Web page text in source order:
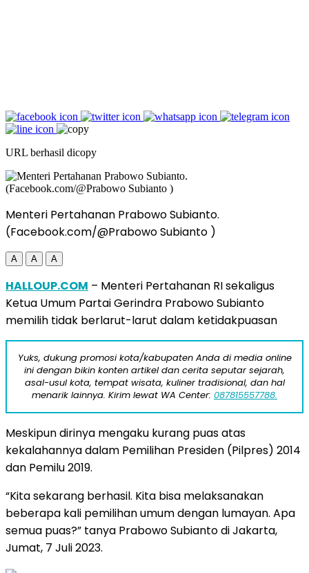
URL berhasil dicopy
Menteri Pertahanan Prabowo Subianto.
(Facebook.com/@Prabowo Subianto )
A A A
HALLOUP.COM – Menteri Pertahanan RI sekaligus
Ketua Umum Partai Gerindra Prabowo Subianto
memilih tidak berlarut-larut dalam ketidakpuasan
Yuks, dukung promosi kota/kabupaten Anda di media online
ini dengan bikin konten artikel dan cerita seputar sejarah,
asal-usul kota, tempat wisata, kuliner tradisional, dan hal
menarik lainnya. Kirim lewat WA Center: 087815557788.
Meskipun dirinya mengaku kurang puas atas
kekalahannya dalam Pemilihan Presiden (Pilpres) 2014
dan Pemilu 2019.
“Kita sekarang berhasil. Kita bisa melaksanakan
beberapa kali pemilihan umum dengan lumayan. Apa
semua puas?” tanya Prabowo Subianto di Jakarta,
Jumat, 7 Juli 2023.